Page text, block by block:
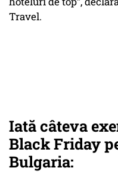
Travel.
Iată câteva
Black Friday
Bulgaria: